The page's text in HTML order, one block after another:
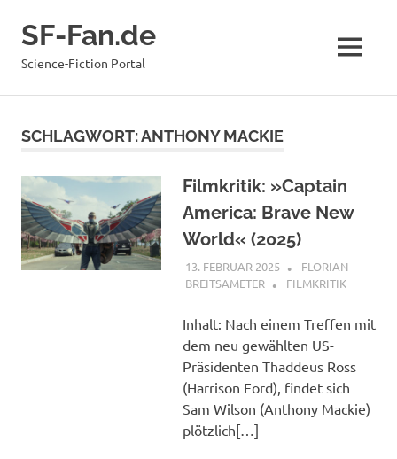
InhaltSF-Fan.de
Science-Fiction Portal MENÜ
SCHLAGWORT:ANTHONY MACKIE
Filmkritik: »Captain
America: Brave New
World« (2025)
13. FEBRUAR 2025
FLORIAN
BREITSAMETER
FILMKRITIK
Inhalt: Nach einem Treffen mit
dem neu gewählten US-
Präsidenten Thaddeus Ross
(Harrison Ford), findet sich
Sam Wilson (Anthony Mackie)
plötzlich[…]